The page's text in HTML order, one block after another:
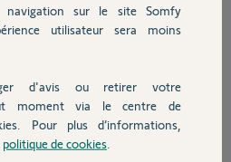
il faut une entrée temporisée.
immédiat sur toutes les
qui fonctionne.
navigation sur le site Somfy
utilisateur sera moins
d'avis ou retirer votre
moment via le centre de
Pour plus d’informations,
politique de cookies